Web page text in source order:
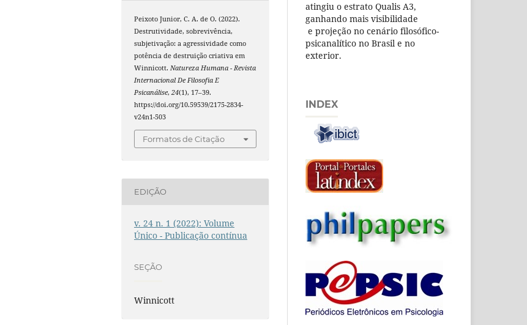
Peixoto Junior, C. A. de O. (2022).
Destrutividade, sobrevivência,
subjetivação: a agressividade como
potência de destruição criativa em
Winnicott.Natureza Humana - Revista
Internacional De Filosofia E
Psicanálise,24(1), 17–39.
https://doi.org/10.59539/2175-2834-
v24n1-503
Formatos de Citação
EDIÇÃO
v. 24 n. 1 (2022): Volume
Único - Publicação contínua
SEÇÃO
Winnicott
atingiu o estrato Qualis A3,
ganhando mais visibilidade
e projeção no cenário filosófico-
psicanalítico no Brasil e no
exterior.
INDEX